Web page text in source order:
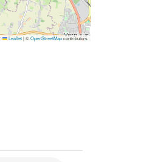
Leaflet |©OpenStreetMapcontributors